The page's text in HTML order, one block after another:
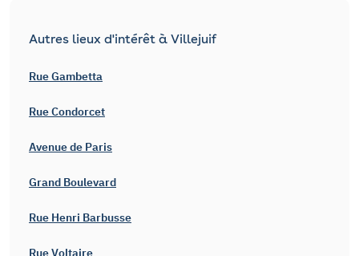
Autres lieux d'intérêt à Villejuif
Rue Gambetta
Rue Condorcet
Avenue de Paris
Grand Boulevard
Rue Henri Barbusse
Rue Voltaire